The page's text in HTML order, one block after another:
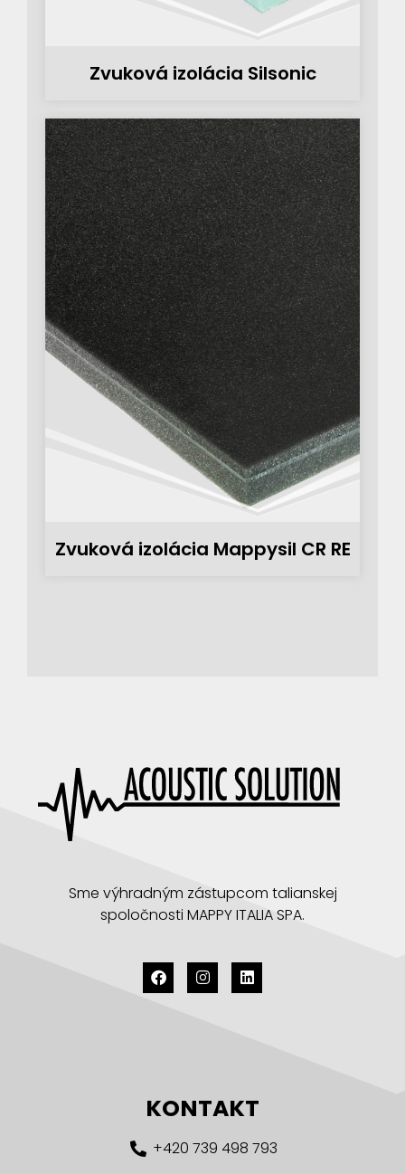
Zvuková izolácia Silsonic
Zvuková izolácia Mappysil CR RE
Sme výhradným zástupcom talianskej
spoločnosti MAPPY ITALIA SPA.
KONTAKT
+420 739 498 793